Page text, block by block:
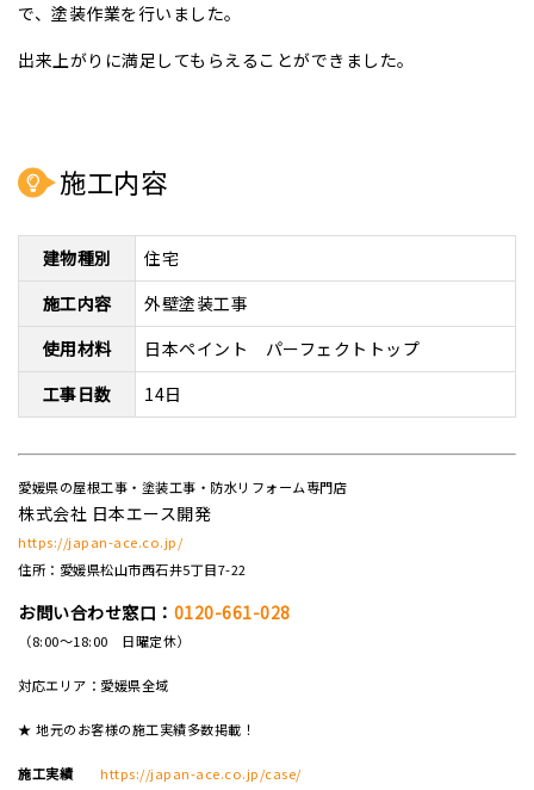
で、塗装作業を行いました。
出来上がりに満足してもらえることができました。
施工内容
建物種別
住宅
施工内容
外壁塗装工事
使用材料
日本ペイント パーフェクトトップ
工事日数
14日
愛媛県の屋根工事・塗装工事・防水リフォーム専門店
株式会社 日本エース開発
https://japan-ace.co.jp/
住所：愛媛県松山市西石井5丁目7-22
お問い合わせ窓口： 0120-661-028
（8:00～18:00 日曜定休）
対応エリア：愛媛県全域
★ 地元のお客様の施工実績多数掲載！
施工実績
https://japan-ace.co.jp/case/